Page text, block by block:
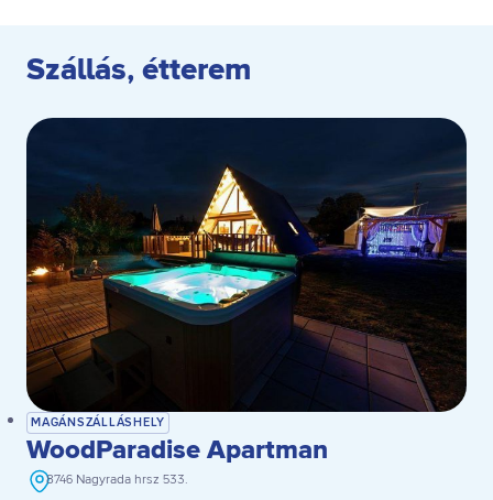
Szállás, étterem
MAGÁNSZÁLLÁSHELY
WoodParadise Apartman
8746 Nagyrada hrsz 533.